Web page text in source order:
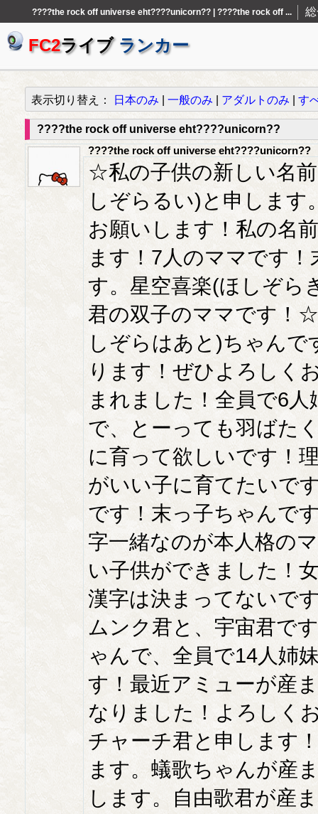
????the rock off universe eht????unicorn?? | ????the rock off ...
FC2ライブ ランカー
表示切り替え： 日本のみ 一般のみ アダルトのみ す
????the rock off universe eht????unicorn??
????the rock off universe eht????unicorn??
☆私の子供の新しい名
しぞらるい)と申しま
お願いします！私の名
ます！7人のママです
す。星空喜楽(ほしぞら
君の双子のママです！
しぞらはあと)ちゃんで
ります！ぜひよろしく
まれました！全員で6
で、とーっても羽ばた
に育って欲しいです！
がいい子に育てたいで
です！末っ子ちゃんで
字一緒なのが本人格の
い子供ができました！
漢字は決まってないで
ムンク君と、宇宙君で
ゃんで、全員で14人姉
す！最近アミューが産
なりました！よろしく
チャーチ君と申します
ます。蟻歌ちゃんが産
します。自由歌君が産